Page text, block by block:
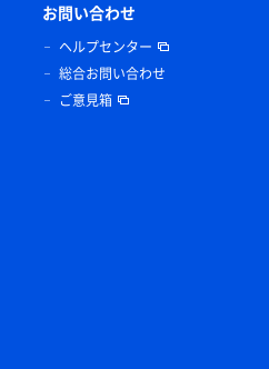
お問い合わせ
ヘルプセンター
総合お問い合わせ
ご意見箱